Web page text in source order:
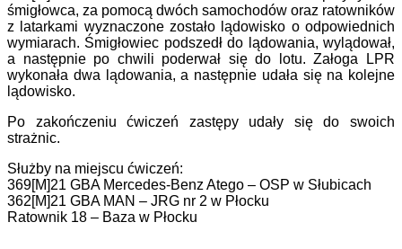
śmigłowca, za pomocą dwóch samochodów oraz ratowników
z latarkami wyznaczone zostało lądowisko o odpowiednich
wymiarach. Śmigłowiec podszedł do lądowania, wylądował,
a następnie po chwili poderwał się do lotu. Załoga LPR
wykonała dwa lądowania, a następnie udała się na kolejne
lądowisko.
Po zakończeniu ćwiczeń zastępy udały się do swoich
strażnic.
Służby na miejscu ćwiczeń:
369[M]21 GBA Mercedes-Benz Atego – OSP w Słubicach
362[M]21 GBA MAN – JRG nr 2 w Płocku
Ratownik 18 – Baza w Płocku